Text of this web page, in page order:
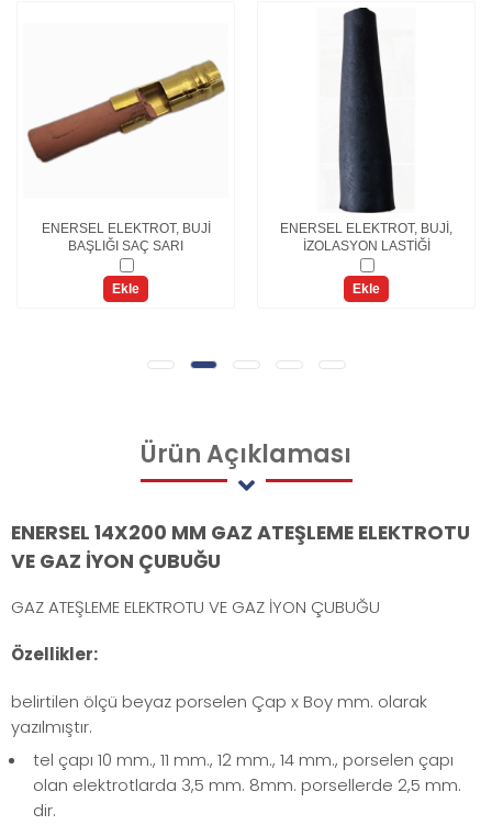
ENERSEL ELEKTROT, BUJİ
BAŞLIĞI SAÇ SARI
Ekle
ENERSEL ELEKTROT, BUJİ,
İZOLASYON LASTİĞİ
Ekle
ÜrünAçıklaması
ENERSEL 14X200 MM GAZ ATEŞLEME ELEKTROTU
VE GAZ İYON ÇUBUĞU
GAZ ATEŞLEME ELEKTROTU VE GAZ İYON ÇUBUĞU
Özellikler:
belirtilen ölçü beyaz porselen Çap x Boy mm. olarak
yazılmıştır.
tel çapı 10 mm., 11 mm., 12 mm., 14 mm., porselen çapı
olan elektrotlarda 3,5 mm. 8mm. porsellerde 2,5 mm.
dir.